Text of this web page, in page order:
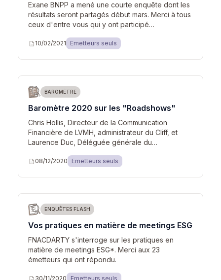
Exane BNPP a mené une courte enquête dont les
résultats seront partagés début mars. Merci à tous
ceux d'entre vous qui y ont participé…
description 10/02/2021 Emetteurs seuls
BAROMÈTRE
Baromètre 2020 sur les "Roadshows"
Chris Hollis, Directeur de la Communication
Financière de LVMH, administrateur du Cliff, et
Laurence Duc, Déléguée générale du…
description 08/12/2020 Emetteurs seuls
ENQUÊTES FLASH
Vos pratiques en matière de meetings ESG
FNACDARTY s'interroge sur les pratiques en
matière de meetings ESG*. Merci aux 23
émetteurs qui ont répondu.
30/11/2020 Emetteurs seuls